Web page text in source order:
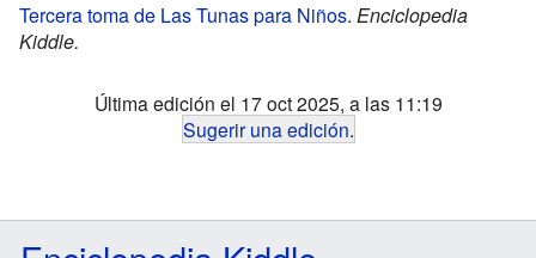
Tercera toma de Las Tunas para Niños. Enciclopedia
Kiddle.
Última edición el 17 oct 2025, a las 11:19
Sugerir una edición.